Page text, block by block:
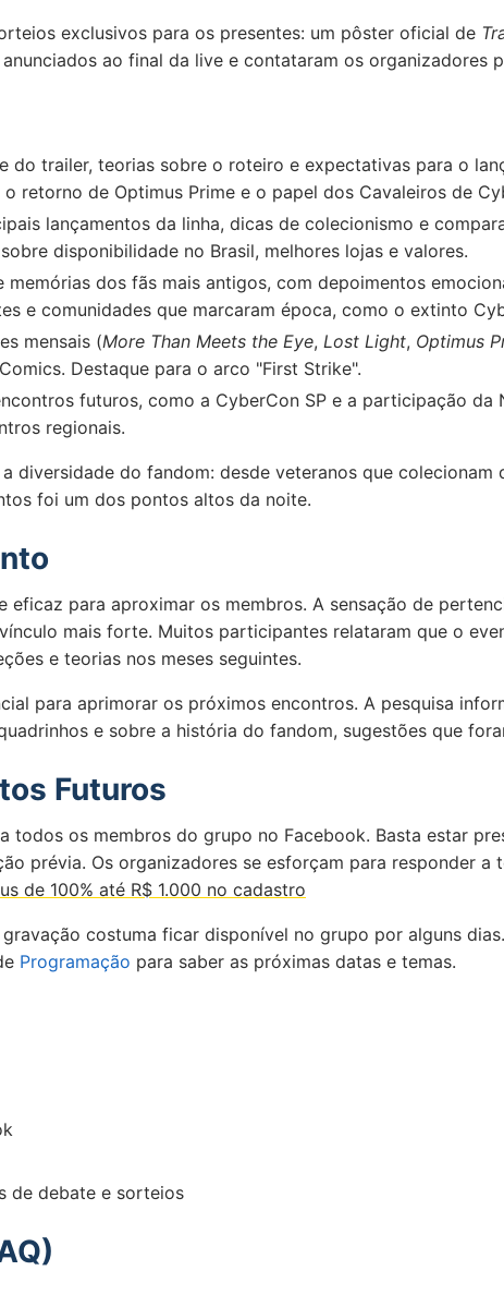
exclusivos para os presentes: um pôster oficial de
ao final da live e contataram os organizadores
do trailer, teorias sobre o roteiro e expectativas para o
retorno de Optimus Prime e o papel dos Cavaleiros de
lançamentos da linha, dicas de colecionismo e
disponibilidade no Brasil, melhores lojas e valores.
memórias dos fãs mais antigos, com depoimentos
e comunidades que marcaram época, como o extinto
mensais (More Than Meets the Eye, Lost Light, Optimus
Destaque para o arco "First Strike".
futuros, como a CyberCon SP e a participação
regionais.
diversidade do fandom: desde veteranos que colecionam
foi um dos pontos altos da noite.
para aproximar os membros. A sensação de
mais forte. Muitos participantes relataram que o
e teorias nos meses seguintes.
para aprimorar os próximos encontros. A pesquisa
e sobre a história do fandom, sugestões que
Futuros
todos os membros do grupo no Facebook. Basta estar
prévia. Os organizadores se esforçam para responder a
de 100% até R$ 1.000 no cadastro
costuma ficar disponível no grupo por alguns
Programação para saber as próximas datas e temas.
de debate e sorteios